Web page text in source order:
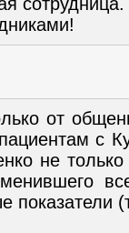
от
с
не